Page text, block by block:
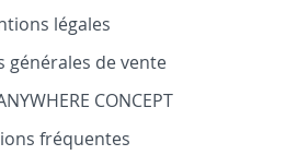
légales
générales de vente
CONCEPT
fréquentes